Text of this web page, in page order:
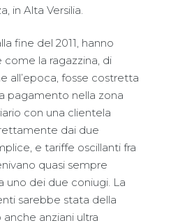
in Alta Versilia.
fine del 2011, hanno
la ragazzina, di
all’epoca, fosse costretta
pagamento nella zona
con una clientela
dai due
e tariffe oscillanti fra
quasi sempre
dei due coniugi. La
sarebbe stata della
anziani ultra